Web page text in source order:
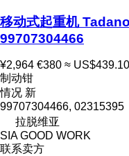
移动式起重机
99707304466
¥2,964 €380 ≈ US$439.10
制动钳
情况 新
99707304466, 02315395
拉脱维亚
SIA GOOD WORK
联系卖方